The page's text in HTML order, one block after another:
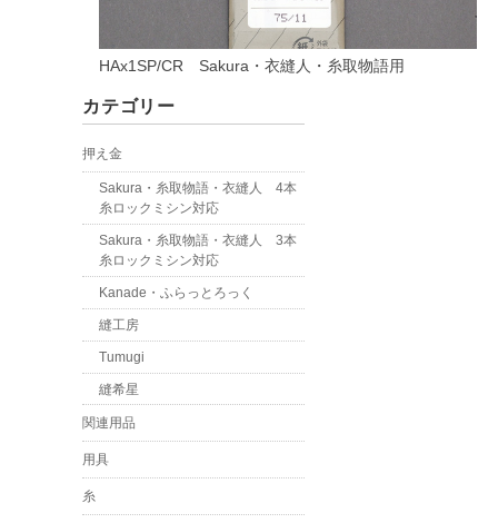
HAx1SP/CR Sakura・衣縫人・糸取物語用
カテゴリー
押え金
Sakura・糸取物語・衣縫人 4本
糸ロックミシン対応
Sakura・糸取物語・衣縫人 3本
糸ロックミシン対応
Kanade・ふらっとろっく
縫工房
Tumugi
縫希星
関連用品
用具
糸